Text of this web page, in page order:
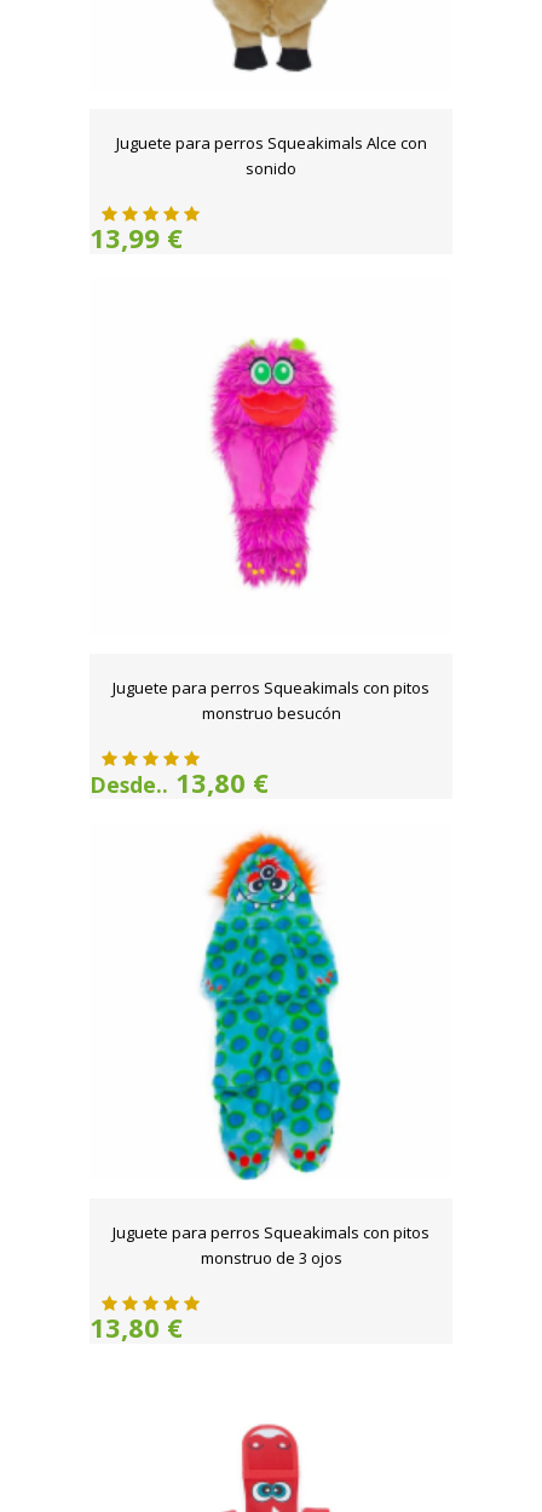
Juguete para perros Squeakimals Alce con
sonido
13,99 €
Juguete para perros Squeakimals con pitos
monstruo besucón
Desde.. 13,80 €
Juguete para perros Squeakimals con pitos
monstruo de 3 ojos
13,80 €